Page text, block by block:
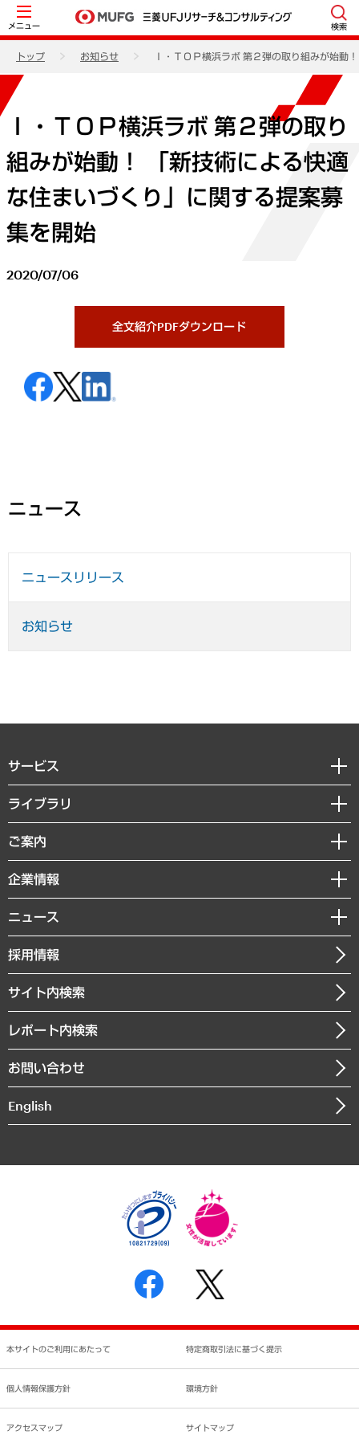
メニュー 検索
トップ お知らせ Ｉ・ＴＯＰ横浜ラボ 第２弾の取り組みが始動
Ｉ・ＴＯＰ横浜ラボ 第２弾の取り
組みが始動！ 「新技術による快適
な住まいづくり」に関する提案募
集を開始
2020/07/06
全文紹介PDFダウンロード
ニュース
ニュースリリース
お知らせ
サービス
経営戦略
組織・人事戦略
デジタルイノベーション
共生・ダイバーシティ
GRC（ガバナンス・リスク・コンプライアンス）・防災（政策）
経済・産業・雇用・労働
まちづくり・観光・交通・スポーツ・スマートシティ
自然資源・農林水産業・食料システム
ライブラリ
経済調査
レポート
コラム
経営用語集
受託・受注実績（官公庁関連）
メディア掲載・出演
ご案内
セミナー・イベント情報
MUFGビジネスセミナー
受託案件情報
企業情報
私たちの想い
社長メッセージ
会社概要
沿革
組織図・本部部室紹介
インドネシア現地法人
個人情報保護方針
反社会的勢力に対する基本方針
書面による個人情報の開示等の請求の手続きについて
ニュース
ニュースリリース
お知らせ
採用情報
サイト内検索
レポート内検索
お問い合わせ
English
本サイトのご利用にあたって 特定商取引法に基づく提示
個人情報保護方針 環境方針
アクセスマップ サイトマップ